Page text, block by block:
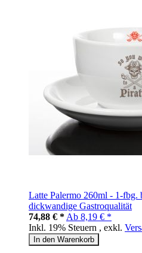
Latte Palermo 260ml - 1-fbg.
dickwandige Gastroqualität
74,88 € * Ab 8,19 € *
Inkl. 19% Steuern , exkl.
In den Warenkorb